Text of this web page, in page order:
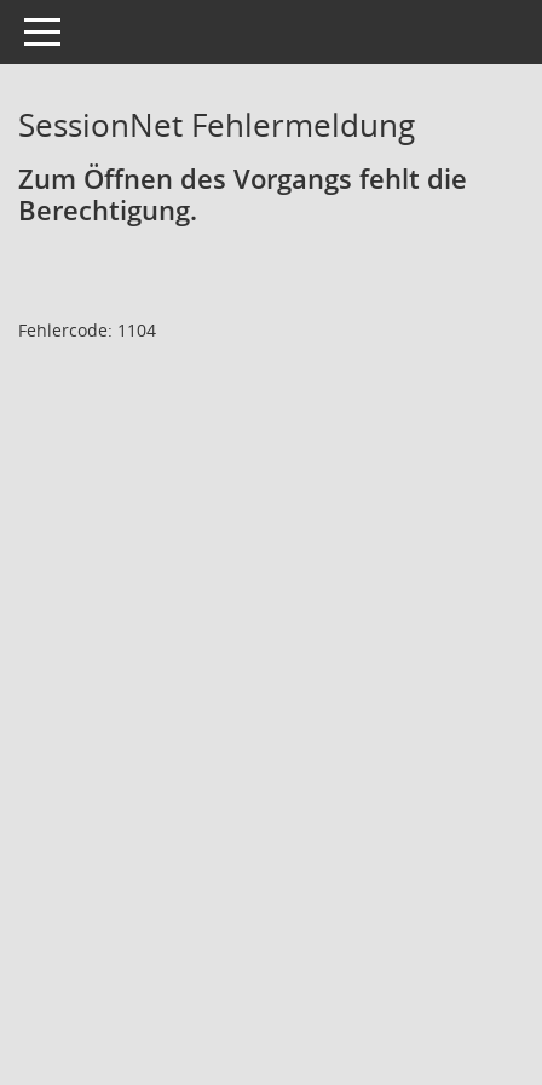
Toggle navigation
SessionNet Fehlermeldung
Zum Öffnen des Vorgangs fehlt die
Berechtigung.
Fehlercode: 1104